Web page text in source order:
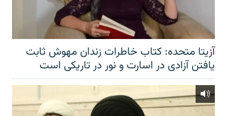
آزیتا متحده: کتاب خاطرات زندان مهوش ثابت
یافتن آزادی در اسارت و نور در تاریکی است